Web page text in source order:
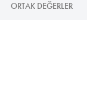
ORTAK DEĞERLER